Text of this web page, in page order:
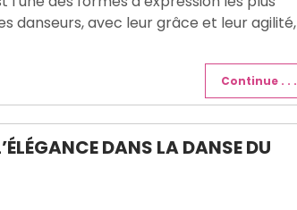
danseurs, avec leur grâce et leur agilité,
Continue . . .
DANS LA DANSE DU